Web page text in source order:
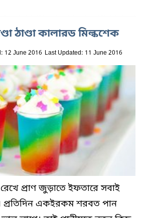
ঠাণ্ডা কালারড মিল্কশেক
12 June 2016 Last Updated: 11 June 2016
প্রাণ জুড়াতে ইফতারে সবাই
প্রতিদিন একইরকম শরবত পান